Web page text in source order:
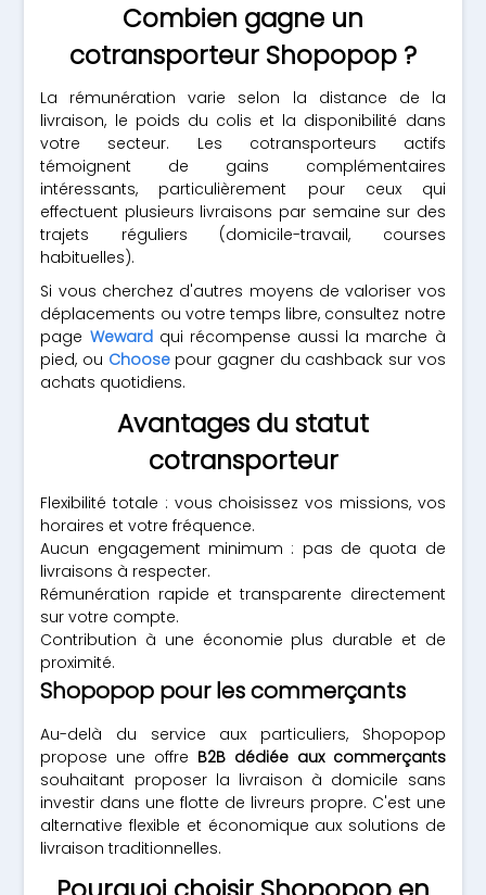
Combien gagne un
cotransporteur Shopopop ?
La rémunération varie selon la distance de la
livraison, le poids du colis et la disponibilité dans
votre secteur. Les cotransporteurs actifs
témoignent de gains complémentaires
intéressants, particulièrement pour ceux qui
effectuent plusieurs livraisons par semaine sur des
trajets réguliers (domicile-travail, courses
habituelles).
Si vous cherchez d'autres moyens de valoriser vos
déplacements ou votre temps libre, consultez notre
page Wewardqui récompense aussi la marche à
pied, ou Choosepour gagner du cashback sur vos
achats quotidiens.
Avantages du statut
cotransporteur
Flexibilité totale : vous choisissez vos missions, vos
horaires et votre fréquence.
Aucun engagement minimum : pas de quota de
livraisons à respecter.
Rémunération rapide et transparente directement
sur votre compte.
Contribution à une économie plus durable et de
proximité.
Shopopop pour les commerçants
Au-delà du service aux particuliers, Shopopop
propose une offre B2B dédiée aux commerçants
souhaitant proposer la livraison à domicile sans
investir dans une flotte de livreurs propre. C'est une
alternative flexible et économique aux solutions de
livraison traditionnelles.